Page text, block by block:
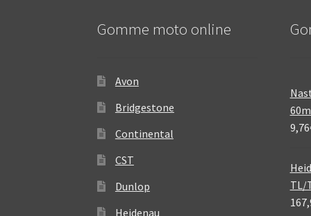
Gomme moto online
Avon
Bridgestone
Continental
CST
Dunlop
Heidenau
9,76
TL/